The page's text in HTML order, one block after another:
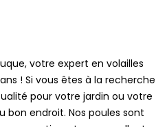
votre expert en volailles
! Si vous êtes à la recherche
pour votre jardin ou votre
bon endroit. Nos poules sont